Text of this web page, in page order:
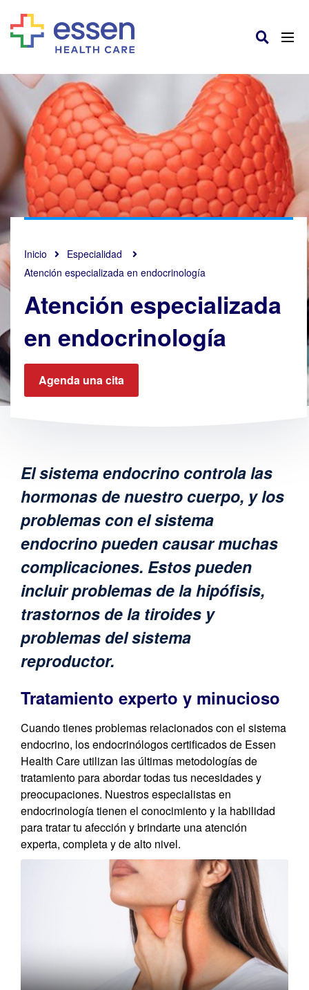
Inicio
Especialidad
Atención especializada en endocrinología
Atención especializada
en endocrinología
Agenda una cita
El sistema endocrino controla las
hormonas de nuestro cuerpo, y los
problemas con el sistema
endocrino pueden causar muchas
complicaciones. Estos pueden
incluir problemas de la hipófisis,
trastornos de la tiroides y
problemas del sistema
reproductor.
Tratamiento experto y minucioso
Cuando tienes problemas relacionados con el sistema
endocrino, los endocrinólogos certificados de Essen
Health Care utilizan las últimas metodologías de
tratamiento para abordar todas tus necesidades y
preocupaciones. Nuestros especialistas en
endocrinología tienen el conocimiento y la habilidad
para tratar tu afección y brindarte una atención
experta, completa y de alto nivel.